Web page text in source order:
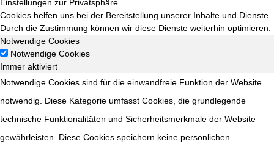
Einstellungen zur Privatsphäre
Cookies helfen uns bei der Bereitstellung unserer Inhalte und Dienste.
Durch die Zustimmung können wir diese Dienste weiterhin optimieren.
Notwendige Cookies
Notwendige Cookies
Immer aktiviert
Notwendige Cookies sind für die einwandfreie Funktion der Website
notwendig. Diese Kategorie umfasst Cookies, die grundlegende
technische Funktionalitäten und Sicherheitsmerkmale der Website
gewährleisten. Diese Cookies speichern keine persönlichen